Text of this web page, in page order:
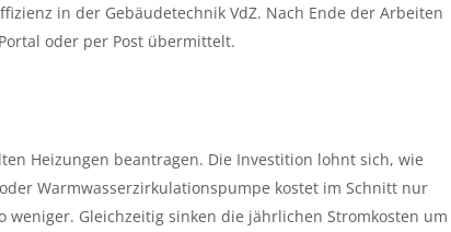
in der Gebäudetechnik VdZ. Nach Ende der Arbeiten
oder per Post übermittelt.
Heizungen beantragen. Die Investition lohnt sich, wie
Warmwasserzirkulationspumpe kostet im Schnitt nur
Gleichzeitig sinken die jährlichen Stromkosten um